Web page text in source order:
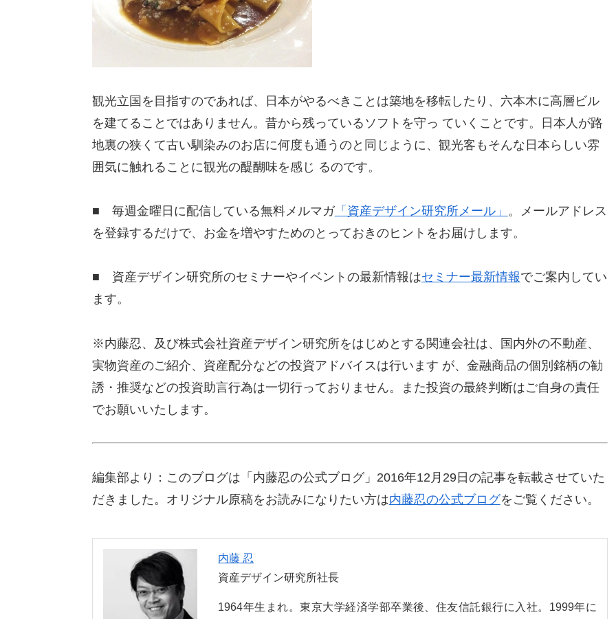
観光立国を目指すのであれば、日本がやるべきことは築地を移転したり、六本木に高層ビル
を建てることではありません。昔から残っているソフトを守っ ていくことです。日本人が路
地裏の狭くて古い馴染みのお店に何度も通うのと同じように、観光客もそんな日本らしい雰
囲気に触れることに観光の醍醐味を感じ るのです。
■ 毎週金曜日に配信している無料メルマガ「資産デザイン研究所メール」 。メールアドレス
を登録するだけで、お金を増やすためのとっておきのヒントをお届けします。
■ 資産デザイン研究所のセミナーやイベントの最新情報はセミナー最新情報でご案内してい
ます。
※内藤忍、及び株式会社資産デザイン研究所をはじめとする関連会社は、国内外の不動産、
実物資産のご紹介、資産配分などの投資アドバイスは行います が、金融商品の個別銘柄の勧
誘・推奨などの投資助言行為は一切行っておりません。また投資の最終判断はご自身の責任
でお願いいたします。
編集部より：このブログは「内藤忍の公式ブログ」2016年12月29日の記事を転載させていた
だきました。オリジナル原稿をお読みになりたい方は内藤忍の公式ブログをご覧ください。
内藤 忍
資産デザイン研究所社長
1964年生まれ。東京大学経済学部卒業後、住友信託銀行に入社。1999年に